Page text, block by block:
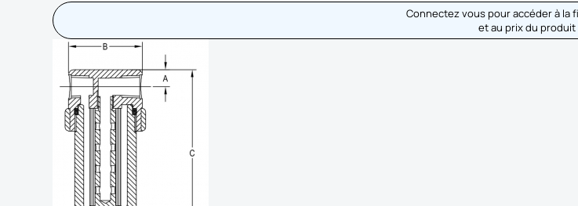
Connectez vous pour accéder à la
et au prix du produit